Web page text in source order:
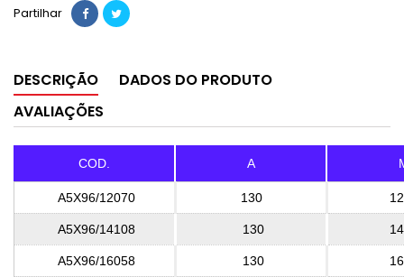
Partilhar
DESCRIÇÃO
DADOS DO PRODUTO
AVALIAÇÕES
COD. A
A5X96/12070 130
A5X96/14108 130
A5X96/16058 130